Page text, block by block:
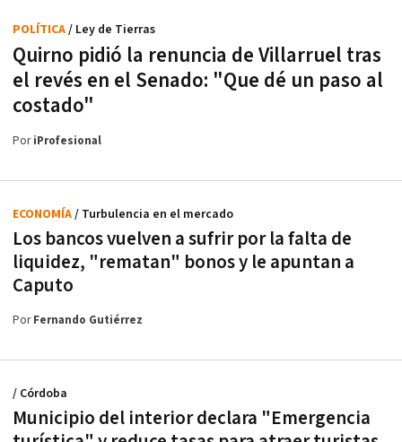
Quirno pidió la renuncia de Villarruel tras
el revés en el Senado: "Que dé un paso al
costado"
POLÍTICA/ Ley de Tierras
PoriProfesional
Los bancos vuelven a sufrir por la falta de
liquidez, "rematan" bonos y le apuntan a
Caputo
ECONOMÍA/ Turbulencia en el mercado
PorFernando Gutiérrez
Municipio del interior declara "Emergencia
/ Córdoba